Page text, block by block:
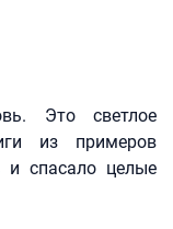
Это светлое
из примеров
и спасало целые